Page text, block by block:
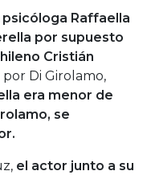
psicóloga Raffaella
por supuesto
Cristián
por Di Girolamo,
era menor de
se
el actor junto a su